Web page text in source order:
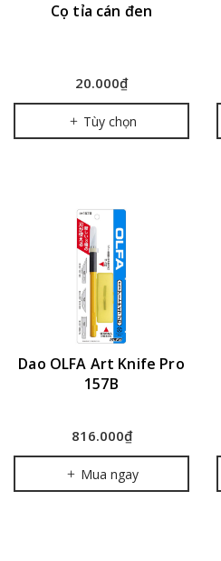
Cọ tỉa cán đen
20.000₫
Tùy chọn
Dao OLFA Art Knife Pro
157B
816.000₫
Mua ngay